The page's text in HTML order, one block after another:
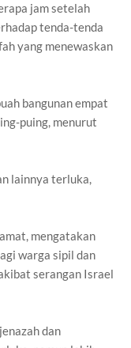
jam setelah
tenda-tenda
yang menewaskan
bangunan empat
puing, menurut
lainnya terluka,
mengatakan
warga sipil dan
serangan Israel
dan